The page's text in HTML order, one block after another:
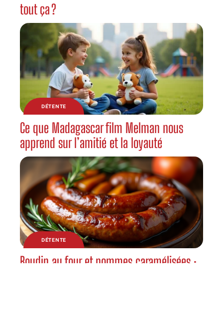
tout ça ?
DÉTENTE
Ce que Madagascar film Melman nous
apprend sur l’amitié et la loyauté
DÉTENTE
Boudin au four et pommes caramélisées :